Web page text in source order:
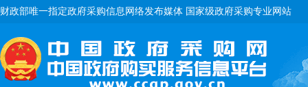
财政部唯一指定政府采购信息网络发布媒体 国家级政府采购专业网站